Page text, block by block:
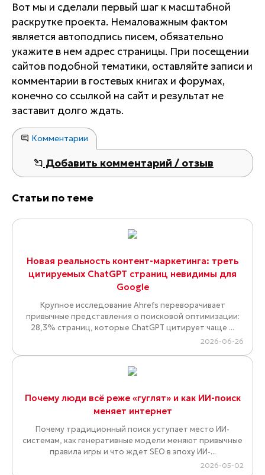
Вот мы и сделали первый шаг к масштабной
раскрутке проекта. Немаловажным фактом
является автоподпись писем, обязательно
укажите в нем адрес страницы. При посещении
сайтов подобной тематики, оставляйте записи и
комментарии в гостевых книгах и форумах,
конечно со ссылкой на сайт и результат не
заставит долго ждать.
Комментарии
Добавить комментарий / отзыв
Статьи по теме
Новая реальность контент-маркетинга: треть
цитируемых ChatGPT страниц невидимы для
Google
Крупное исследование Ahrefs переворачивает
привычные представления о поисковой оптимизации:
28,3% страниц, которые ChatGPT цитирует чаще ...
2026-06-26
Почему люди всё реже «гуглят» и как ИИ-поиск
меняет интернет
Почему традиционный поиск уступает место ИИ-
системам, как генеративные модели меняют привычные
правила игры и что ждет SEO в эпоху ИИ-...
2026-05-02